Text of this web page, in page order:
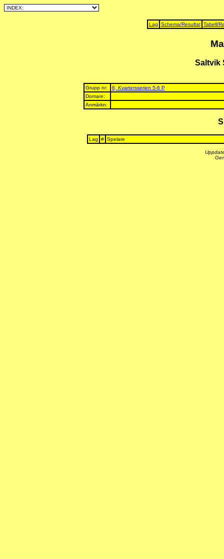
Lag Schema/Resultat Tabell/
Saltvik
Grupp nr:
6, Kvartersserien 5-6 P
Domare:
Anmärkn:
Lag # Spelare